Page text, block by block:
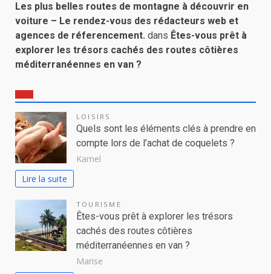
Les plus belles routes de montagne à découvrir en
voiture – Le rendez-vous des rédacteurs web et
agences de réferencement. dans Êtes-vous prêt à
explorer les trésors cachés des routes côtières
méditerranéennes en van ?
LOISIRS
Quels sont les éléments clés à prendre en
compte lors de l’achat de coquelets ?
Kamel
Lire la suite
TOURISME
Êtes-vous prêt à explorer les trésors
cachés des routes côtières
méditerranéennes en van ?
Marise